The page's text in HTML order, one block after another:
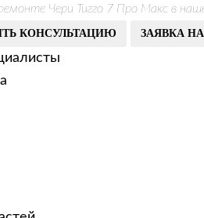
Чери Тигго 7 Про Макс в
КОНСУЛЬТАЦИЮ